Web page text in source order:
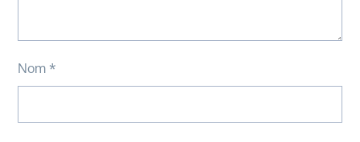
Nom *